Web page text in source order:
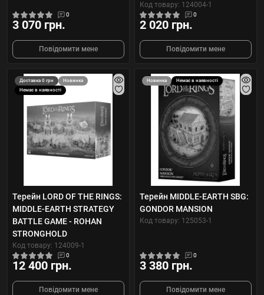
0
3 070 грн.
Повідомити мене
Код товару: 124004-1
0
2 020 грн.
Повідомити мене
Доставка 0 грн
Новинка
Немає в наявності
Терейн LORD OF THE RINGS:
MIDDLE-EARTH STRATEGY
BATTLE GAME - ROHAN
STRONGHOLD
Код товару: 124009-1
0
12 400 грн.
Повідомити мене
Новинка Немає в наявності
Терейн MIDDLE-EARTH SBG:
GONDOR MANSION
Код товару: 125053-1
0
3 380 грн.
Повідомити мене